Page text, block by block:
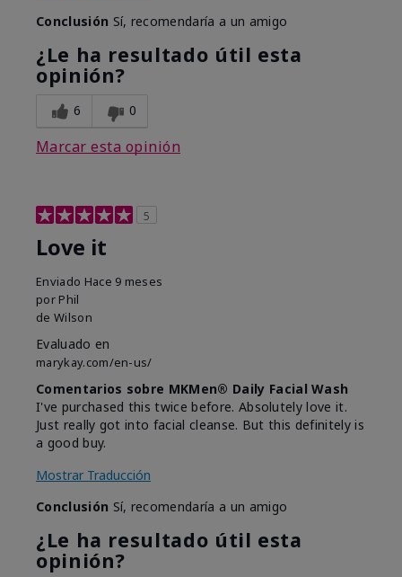
Conclusión Sí, recomendaría a un amigo
¿Le ha resultado útil esta
opinión?
6 0
Marcar esta opinión
5
Love it
Enviado Hace 9 meses
por Phil
de Wilson
Evaluado en
marykay.com/en-us/
Comentarios sobre MKMen® Daily Facial Wash
I've purchased this twice before. Absolutely love it.
Just really got into facial cleanse. But this definitely is
a good buy.
Mostrar Traducción
Conclusión Sí, recomendaría a un amigo
¿Le ha resultado útil esta
opinión?